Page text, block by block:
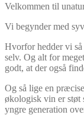
Velkommen til
Vi begynder med
Hvorfor hedder vi
selv. Og alt for
godt, at der også
Og så lige en
økologisk vin er støt
yngre generation